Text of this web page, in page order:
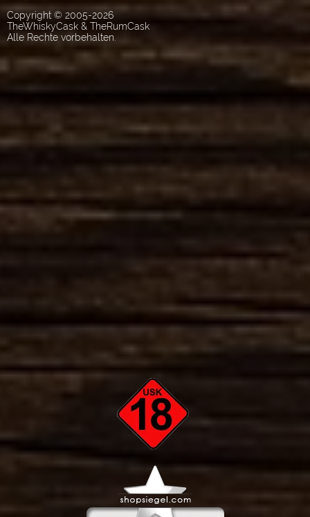
Copyright © 2005-2026
TheWhiskyCask & TheRumCask
Alle Rechte vorbehalten.